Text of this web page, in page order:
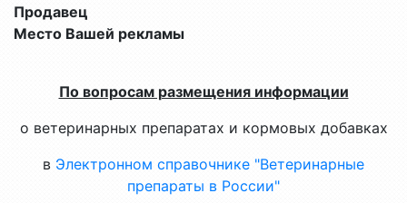
Продавец
Место Вашей рекламы
По вопросам размещения информации
о ветеринарных препаратах и кормовых добавках
в Электронном справочнике "Ветеринарные
препараты в России"